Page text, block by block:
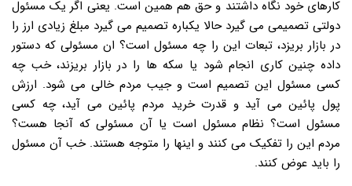
کارهای خود نگاه داشتند و حق هم همین است. یعنی اگر یک مسئول
دولتی تصمیمی می گیرد حالا یکباره تصمیم می گیرد مبلغ زیادی ارز را
در بازار بریزد، تبعات این را چه مسئول است؟ ان مسئولی که دستور
داده چنین کاری انجام شود یا سکه ها را در بازار بریزند، خب چه
کسی مسئول این تصمیم است و جیب مردم خالی می شود. ارزش
پول پائین می آید و قدرت خرید مردم پائین می آید، چه کسی
مسئول است؟ نظام مسئول است یا آن مسئولی که آنجا هست؟
مردم این را تفکیک می کنند و اینها را متوجه هستند. خب آن مسئول
را باید عوض کنند.